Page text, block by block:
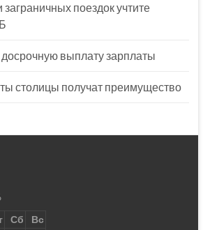
поездок учтите
выплату зарплаты
столицы получат преимущество
Сб
Вс